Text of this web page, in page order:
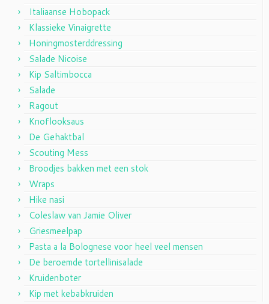
Italiaanse Hobopack
Klassieke Vinaigrette
Honingmosterddressing
Salade Nicoise
Kip Saltimbocca
Salade
Ragout
Knoflooksaus
De Gehaktbal
Scouting Mess
Broodjes bakken met een stok
Wraps
Hike nasi
Coleslaw van Jamie Oliver
Griesmeelpap
Pasta a la Bolognese voor heel veel mensen
De beroemde tortellinisalade
Kruidenboter
Kip met kebabkruiden